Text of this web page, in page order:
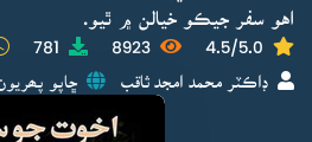
اهو سفر جيڪو خيالن ۾ ٿيو.
4.5/5.0
8923
781
ڊاڪٽر محمد امجد ثاقب ڇاپو پھريون